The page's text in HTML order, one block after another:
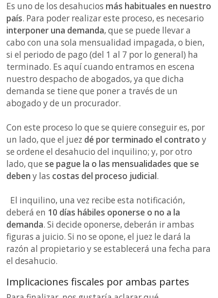
Es uno de los desahucios más habituales en nuestro
país. Para poder realizar este proceso, es necesario
interponer una demanda, que se puede llevar a
cabo con una sola mensualidad impagada, o bien,
si el periodo de pago (del 1 al 7 por lo general) ha
terminado. Es aquí cuando entramos en escena
nuestro despacho de abogados, ya que dicha
demanda se tiene que poner a través de un
abogado y de un procurador.
Con este proceso lo que se quiere conseguir es, por
un lado, que el juez dé por terminado el contrato y
se ordene el desahucio del inquilino; y, por otro
lado, que se pague la o las mensualidades que se
deben y las costas del proceso judicial.
El inquilino, una vez recibe esta notificación,
deberá en 10 días hábiles oponerse o no a la
demanda. Si decide oponerse, deberán ir ambas
figuras a juicio. Si no se opone, el juez le dará la
razón al propietario y se establecerá una fecha para
el desahucio.
Implicaciones fiscales por ambas partes